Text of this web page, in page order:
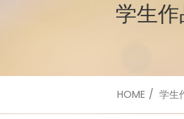
学生作
HOME 学生